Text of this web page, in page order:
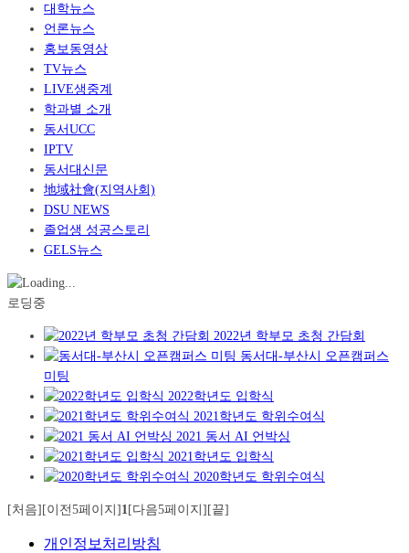
대학뉴스
언론뉴스
홍보동영상
TV뉴스
LIVE생중계
학과별 소개
동서UCC
IPTV
동서대신문
地域社會(지역사회)
DSU NEWS
졸업생 성공스토리
GELS뉴스
로딩중
2022년 학부모 초청 간담회
동서대-부산시 오픈캠퍼스
미팅
2022학년도 입학식
2021학년도 학위수여식
2021 동서 AI 언박싱
2021학년도 입학식
2020학년도 학위수여식
[처음][이전5페이지]1 [다음5페이지][끝]
개인정보처리방침